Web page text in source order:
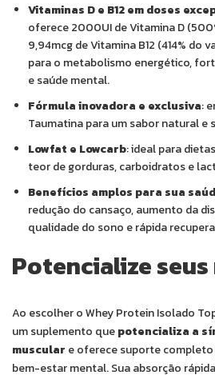
Vitaminas D e B12 em doses
oferece 2000UI de Vitamina D
9,94mcg de Vitamina B12 (414% do
para o metabolismo energético,
e saúde mental.
Fórmula inovadora e exclusiva:
Taumatina para um sabor natural e
Lowfat e Lowcarb: ideal para
teor de gorduras, carboidratos e
Benefícios amplos para sua
redução do cansaço, aumento da
qualidade do sono e rápida
Potencialize
Ao escolher o Whey Protein Isolado
um suplemento quepotencializa a
muscular e oferece suporte completo
bem-estar mental. Sua absorção